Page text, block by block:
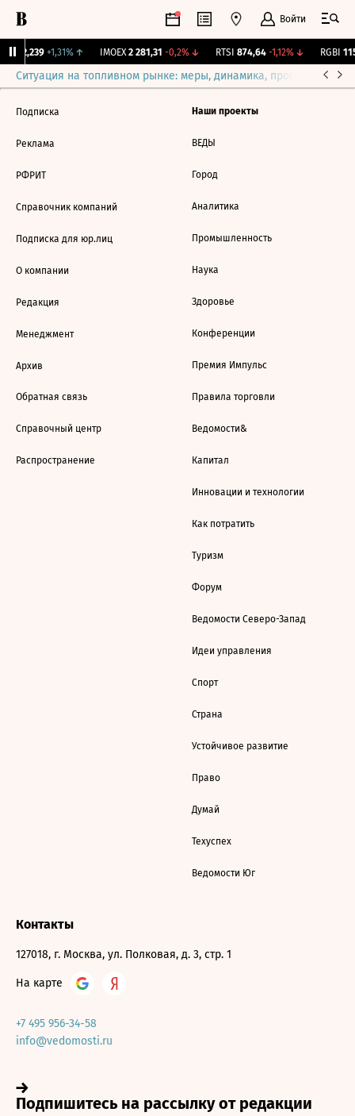
Войти
12,239 +1,31%↑ IMOEX 2 281,31 -0,2%↓ RTSI 874,64 -1,12%↓ RGBI
Ситуация на топливном рынке: меры, динамика, прогнозы
Подписка
Реклама
РФРИТ
Справочник компаний
Подписка для юр.лиц
О компании
Редакция
Менеджмент
Архив
Обратная связь
Справочный центр
Распространение
Наши проекты
ВЕДЫ
Город
Аналитика
Промышленность
Наука
Здоровье
Конференции
Премия Импульс
Правила торговли
Ведомости&
Капитал
Инновации и технологии
Как потратить
Туризм
Форум
Ведомости Северо-Запад
Идеи управления
Спорт
Страна
Устойчивое развитие
Право
Думай
Техуспех
Ведомости Юг
Контакты
127018, г. Москва, ул. Полковая, д. 3, стр. 1
На карте
+7 495 956-34-58
info@vedomosti.ru